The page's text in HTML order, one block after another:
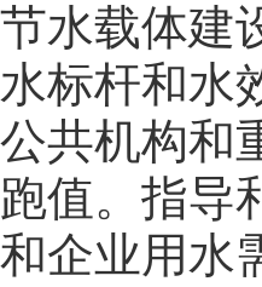
水载体建
标杆和水
共机构和
值。指导
企业用水